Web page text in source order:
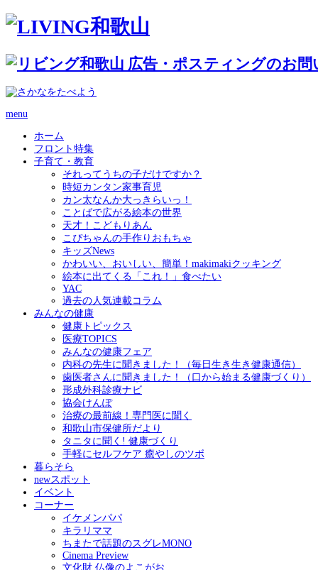
menu
ホーム
フロント特集
子育て・教育
それってうちの子だけですか？
時短カンタン家事育児
カン太なんか大っきらいっ！
ことばで広がる絵本の世界
天才！こどもりあん
こぴちゃんの手作りおもちゃ
キッズNews
かわいい、おいしい、簡単！makimakiクッキング
絵本に出てくる「これ！」食べたい
YAC
過去の人気連載コラム
みんなの健康
健康トピックス
医療TOPICS
みんなの健康フェア
内科の先生に聞きました！（毎日生き生き健康通信）
歯医者さんに聞きました！（口から始まる健康づくり）
形成外科診療ナビ
協会けんぽ
治療の最前線！専門医に聞く
和歌山市保健所だより
タニタに聞く! 健康づくり
手軽にセルフケア 癒やしのツボ
暮らそら
newスポット
イベント
コーナー
イケメンパパ
キラリママ
ちまたで話題のスグレMONO
Cinema Preview
文化財 仏像のよこがお